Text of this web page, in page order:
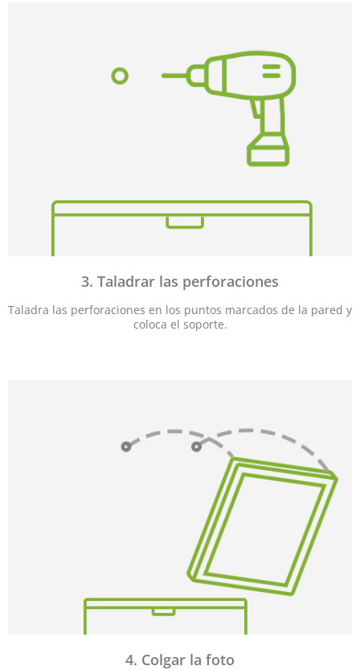
3. Taladrar las perforaciones
Taladra las perforaciones en los puntos marcados de la pared y
coloca el soporte.
4. Colgar la foto